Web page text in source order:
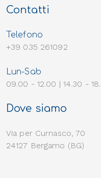
Contatti
Telefono
+39 035 261092
Lun-Sab
09.00 - 12.00 | 14.30 -
Dove siamo
Via per Curnasco, 70
24127 Bergamo (BG)